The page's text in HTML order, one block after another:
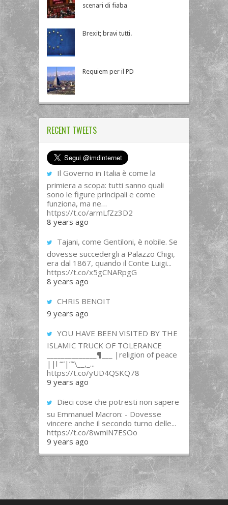
scenari di fiaba
Brexit; bravi tutti.
Requiem per il PD
RECENT TWEETS
Il Governo in Italia è come la
primiera a scopa: tutti sanno quali
sono le figure principali e come
funziona, ma ne…
https://t.co/armLfZz3D2
8 years ago
Tajani, come Gentiloni, è nobile. Se
dovesse succedergli a Palazzo Chigi,
era dal 1867, quando il Conte Luigi...
https://t.co/x5gCNARpgG
8 years ago
CHRIS BENOIT
9 years ago
YOU HAVE BEEN VISITED BY THE
ISLAMIC TRUCK OF TOLERANCE
______________¶___ |religion of peace
||l “”|””\__,_...
https://t.co/yUD4QSKQ78
9 years ago
Dieci cose che potresti non sapere
su Emmanuel Macron: - Dovesse
vincere anche il secondo turno delle...
https://t.co/8wmlN7ESOo
9 years ago